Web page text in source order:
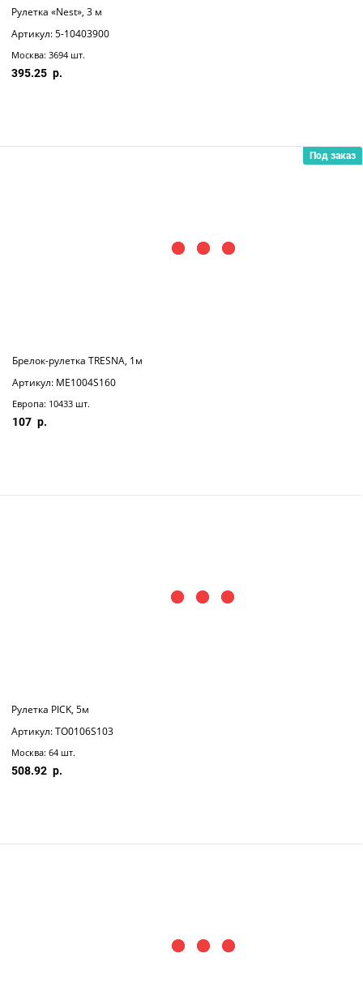
Рулетка «Nest», 3 м
Артикул: 5-10403900
Москва: 3694 шт.
395.25
Под заказ
Брелок-рулетка TRESNA, 1м
Артикул: ME1004S160
Европа: 10433 шт.
107
Рулетка PICK, 5м
Артикул: TO0106S103
Москва: 64 шт.
508.92